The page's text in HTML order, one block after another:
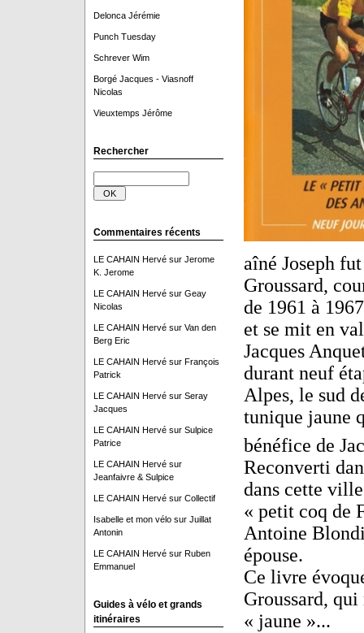
Delonca Jérémie
Punch Tuesday
Schrever Wim
Borgé Jacques - Viasnoff
Nicolas
Vieuxtemps Jérôme
Rechercher
Commentaires récents
LE CAHAIN Hervésur Jerome
K. Jerome
LE CAHAIN Hervésur Geay
Nicolas
LE CAHAIN Hervésur Van den
Berg Eric
LE CAHAIN Hervésur François
Patrick
LE CAHAIN Hervésur Seray
Jacques
LE CAHAIN Hervésur Sulpice
Patrice
LE CAHAIN Hervésur
Jeanfaivre & Sulpice
LE CAHAIN Hervésur Collectif
Isabelle et mon vélosur Juillat
Antonin
LE CAHAIN Hervésur Ruben
Emmanuel
Guides à vélo et grands
itinéraires
aîné Joseph
Groussard,
de 1961 à
et se mit en
Jacques
durant neuf
Alpes, le sud
tunique jaune
bénéfice de
Reconverti
dans cette
« petit coq de
Antoine
épouse.
Ce livre
Groussard,
« jaune »...